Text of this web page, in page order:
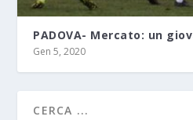
PADOVA- Mercato: un
Gen 5, 2020